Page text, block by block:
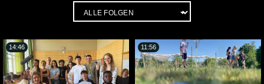
14:46 11:56